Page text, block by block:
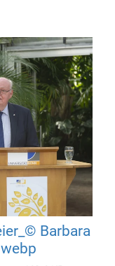
Barbara